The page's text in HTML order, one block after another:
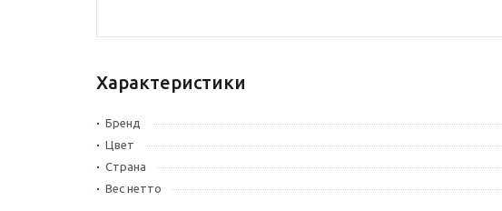
Характеристики
Бренд
Цвет
Страна
Вес нетто